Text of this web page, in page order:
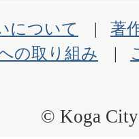
について
著
の取り組み
© Koga City